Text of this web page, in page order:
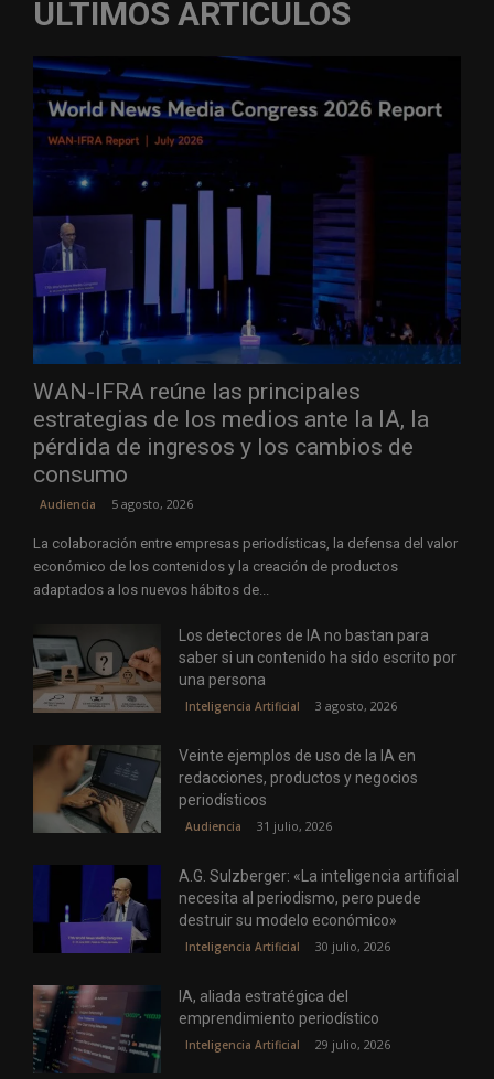
ÚLTIMOS ARTÍCULOS
WAN-IFRA reúne las principales
estrategias de los medios ante la IA, la
pérdida de ingresos y los cambios de
consumo
Audiencia 5 agosto, 2026
La colaboración entre empresas periodísticas, la defensa del valor
económico de los contenidos y la creación de productos
adaptados a los nuevos hábitos de...
Los detectores de IA no bastan para
saber si un contenido ha sido escrito por
una persona
Inteligencia Artificial 3 agosto, 2026
Veinte ejemplos de uso de la IA en
redacciones, productos y negocios
periodísticos
Audiencia 31 julio, 2026
A.G. Sulzberger: «La inteligencia artificial
necesita al periodismo, pero puede
destruir su modelo económico»
Inteligencia Artificial 30 julio, 2026
IA, aliada estratégica del
emprendimiento periodístico
Inteligencia Artificial 29 julio, 2026